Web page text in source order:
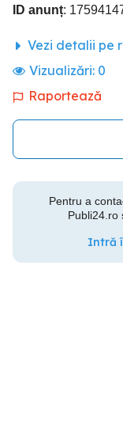
ID anunț:
Vezi detalii pe
Vizualizări: 0
Raportează
Pentru a
Publi24.ro
Intră